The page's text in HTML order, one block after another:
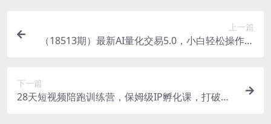
上一篇
（18513期）最新AI量化交易5.0，小白轻松操作，
下一篇
28天短视频陪跑训练营，保姆级IP孵化课，打破流